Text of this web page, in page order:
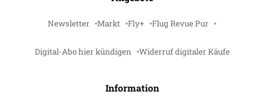
Newsletter Markt Fly+ Flug Revue Pur
Digital-Abo hier kündigen Widerruf digitaler Käufe
Information